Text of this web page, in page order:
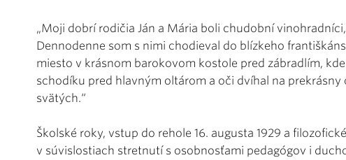
„Moji dobrí rodičia Ján a Mária boli chudobní
Dennodenne som s nimi chodieval do blízkeho
miesto v krásnom barokovom kostole pred zábradlím,
schodíku pred hlavným oltárom a oči dvíhal na
svätých.“
Školské roky, vstup do rehole 16. augusta 1929 a
v súvislostiach stretnutí s osobnosťami pedagógov i